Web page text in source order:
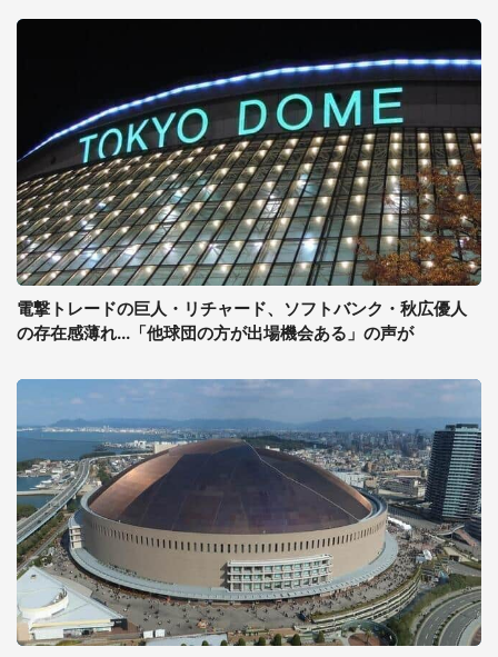
電撃トレードの巨人・リチャード、ソフトバンク・秋広優人
の存在感薄れ...「他球団の方が出場機会ある」の声が